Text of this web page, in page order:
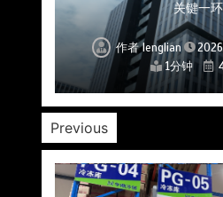
流通难题
作者lenglian
1分钟
关键一环
作者lenglian
1分钟
北京餐饮企业如何选
作者lenglian
1分钟
全解析
作者lenglian
1分钟
北京餐饮仓配一体化的核心
作者lenglian
1分钟
兼得？
作者lenglian
1分钟
稳控品质
作者lenglian
1分钟
Previous